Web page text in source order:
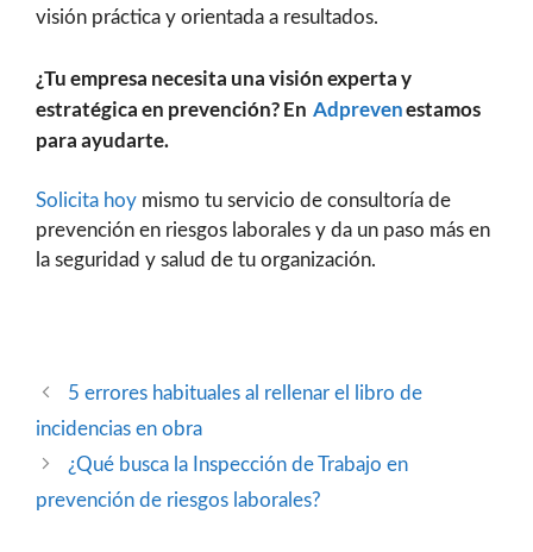
visión práctica y orientada a resultados.
¿Tu empresa necesita una visión experta y
estratégica en prevención? En Adprevenestamos
para ayudarte.
Solicita hoy mismo tu servicio de consultoría de
prevención en riesgos laborales y da un paso más en
la seguridad y salud de tu organización.
5 errores habituales al rellenar el libro de
incidencias en obra
¿Qué busca la Inspección de Trabajo en
prevención de riesgos laborales?